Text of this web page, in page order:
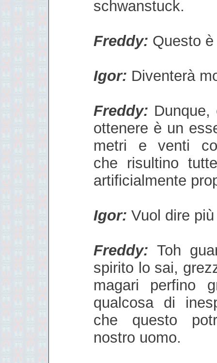
schwanstuck.
Freddy: Questo
Igor: Diventerà
Freddy:
ottenere è un
metri e venti
che risultino
artificialmente
Igor: Vuol dire
Freddy: Toh
spirito lo sai,
magari perfino
qualcosa di
che questo
nostro uomo.